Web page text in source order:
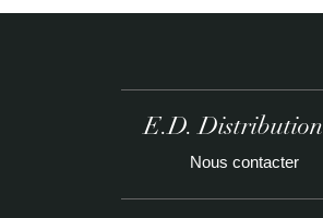
E.D. Distribution
Nous contacter